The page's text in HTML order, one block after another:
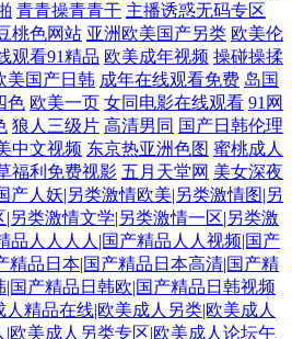
青青操青青干 主播诱惑无码专区
桃色网站 亚洲欧美国产另类 欧美伦
观看91精品 欧美成年视频 操碰操揉
美国产日韩 成年在线观看免费 岛国
色 欧美一页 女同电影在线观看 91网
狼人三级片 高清男同 国产日韩伦理
中文视频 东京热亚洲色图 蜜桃成人
福利免费视影 五月天堂网 美女深夜
产人妖|另类激情欧美|另类激情图|另
另类激情文学|另类激情一区|另类激
品人人人人|国产精品人人视频|国产
精品日本|国产精品日本高清|国产精
国产精品日韩欧|国产精品日韩视频
精品在线|欧美成人另类|欧美成人
|欧美成人另类专区|欧美成人论坛午